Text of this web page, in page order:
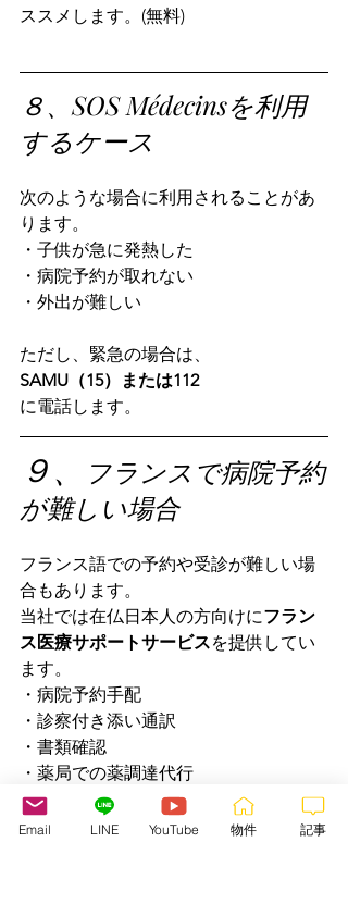
ススメします。(無料)
８、SOS Médecinsを利用
するケース
次のような場合に利用されることがあ
ります。
・子供が急に発熱した
・病院予約が取れない
・外出が難しい
ただし、緊急の場合は、
SAMU（15）または112
に電話します。
９、
フランスで病院予約
が難しい場合
フランス語での予約や受診が難しい場
合もあります。
当社では在仏日本人の方向けにフラン
ス医療サポートサービスを提供してい
ます。
・病院予約手配
・診察付き添い通訳
・書類確認
・薬局での薬調達代行
などをサポートしています。
Email LINE YouTube 物件 記事